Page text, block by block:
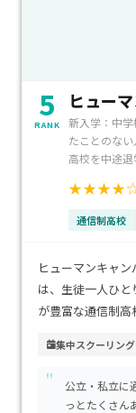
5
RANK
ヒュー
新入学：中
たことのな
高校を中途退
通信制高校
ヒューマンキャ
は、生徒一人ひ
が豊富な通信制
のも魅力です。
負担を抑えなが
で学びたい方、
集中スクーリング
"
公立・私立に
っとたくさん